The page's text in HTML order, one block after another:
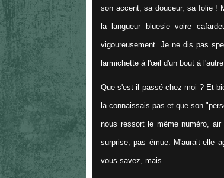
son accent, sa douceur, sa folie !
la langueur bluesie voire
vigoureusement. Je ne dis pas
larmichette à l'œil d'un bout à
Que s'est-il passé chez moi ? Et
la connaissais pas et que son
nous ressort le même numéro,
surprise, pas émue. M'aurait-elle
vous savez, mais...